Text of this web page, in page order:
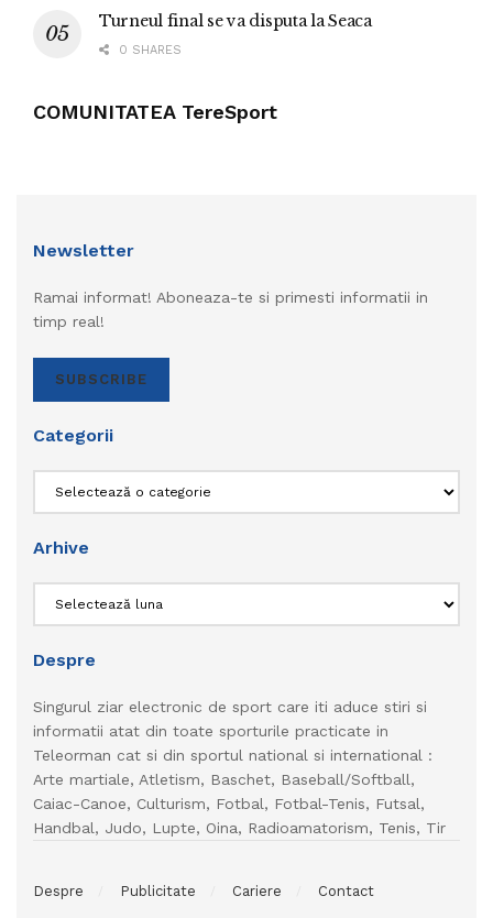
Turneul final se va disputa la Seaca
0 SHARES
COMUNITATEA TereSport
Newsletter
Ramai informat! Aboneaza-te si primesti informatii in
timp real!
SUBSCRIBE
Categorii
Arhive
Despre
Singurul ziar electronic de sport care iti aduce stiri si
informatii atat din toate sporturile practicate in
Teleorman cat si din sportul national si international :
Arte martiale, Atletism, Baschet, Baseball/Softball,
Caiac-Canoe, Culturism, Fotbal, Fotbal-Tenis, Futsal,
Handbal, Judo, Lupte, Oina, Radioamatorism, Tenis, Tir
Despre Publicitate Cariere Contact